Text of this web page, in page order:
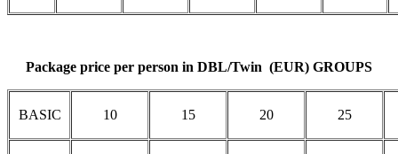
Package price per person in DBL/Twin (EUR) GROUPS
BASIC 10 15 20 25